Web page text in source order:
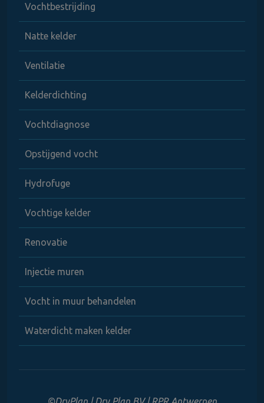
Vochtbestrijding
Natte kelder
Ventilatie
Kelderdichting
Vochtdiagnose
Opstijgend vocht
Hydrofuge
Vochtige kelder
Renovatie
Injectie muren
Vocht in muur behandelen
Waterdicht maken kelder